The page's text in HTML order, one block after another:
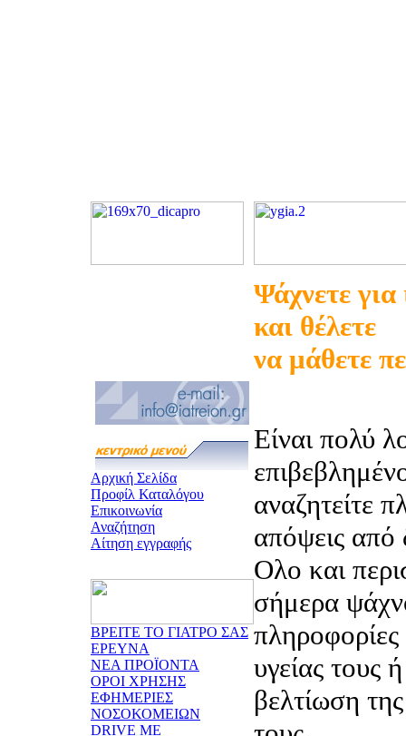
Αρχική Σελίδα
Προφίλ Καταλόγου
Επικοινωνία
Αναζήτηση
Αίτηση εγγραφής
ΒΡΕΙΤΕ ΤΟ ΓΙΑΤΡΟ ΣΑΣ
ΕΡΕΥΝΑ
ΝΕΑ ΠΡΟΪΟΝΤΑ
ΟΡΟΙ ΧΡΗΣΗΣ
ΕΦΗΜΕΡΙΕΣ
ΝΟΣΟΚΟΜΕΙΩΝ
DRIVE ME
Ψάχνετε
και θέλετε
να μάθετε
Είναι πολύ
αναζητείτε
απόψεις από
Ολο και
σήμερα
υγείας τους
βελτίωση